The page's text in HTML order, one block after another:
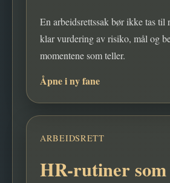
En arbeidsrettssak bør ikke tas til
klar vurdering av risiko, mål og
momentene som teller.
Åpne i ny fane
ARBEIDSRETT
HR-rutiner som